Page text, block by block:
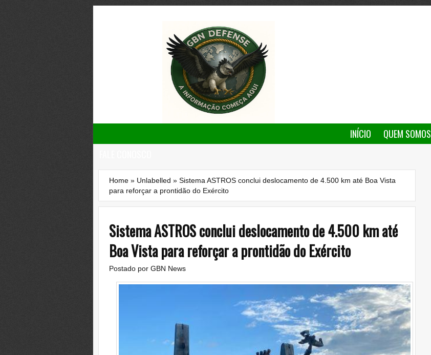
INÍCIO QUEM SOMOS
Home » Unlabelled » Sistema ASTROS conclui deslocamento de 4.500 km até Boa Vista
para reforçar a prontidão do Exército
Sistema ASTROS conclui deslocamento de 4.500 km até
Boa Vista para reforçar a prontidão do Exército
Postado por GBN News